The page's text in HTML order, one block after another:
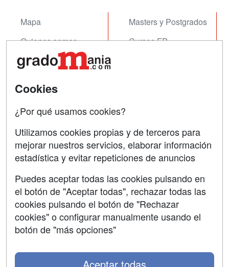
Mapa
Quienes somos
Tarifas publicidad
Masters y Postgrados
Cursos FP
Contactar
Confidencialidad
Copyleft
SÍGUENOS EN:
Cookies
¿Por qué usamos cookies?
Utilizamos cookies propias y de terceros para
mejorar nuestros servicios, elaborar información
estadística y evitar repeticiones de anuncios
Puedes aceptar todas las cookies pulsando en
el botón de "Aceptar todas", rechazar todas las
cookies pulsando el botón de "Rechazar
cookies" o configurar manualmente usando el
botón de "más opciones"